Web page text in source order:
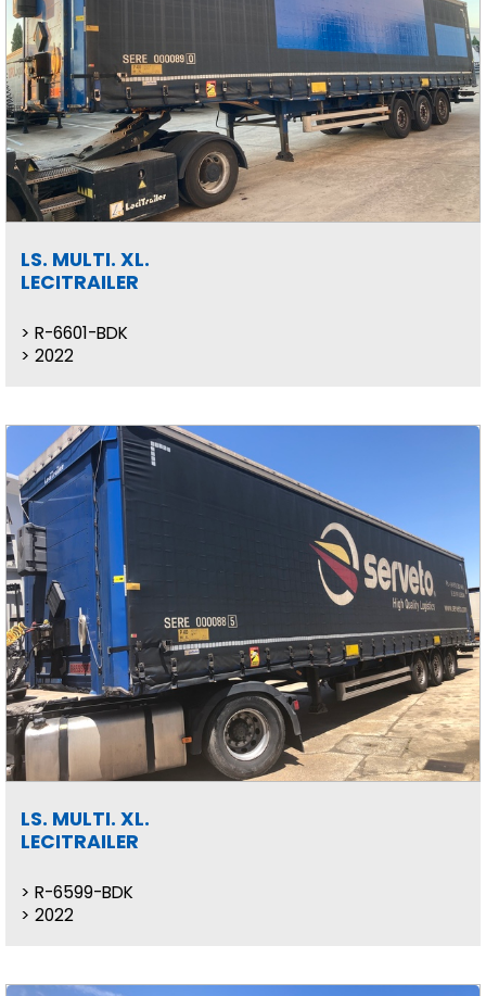
LS. MULTI. XL.
LECITRAILER
R-6601-BDK
2022
LS. MULTI. XL.
LECITRAILER
R-6599-BDK
2022